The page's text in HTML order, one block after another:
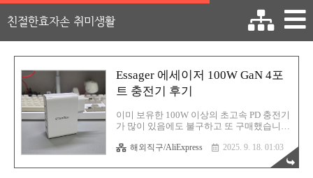
친절한효자손 취미생활
Essager 에세이저 100W GaN 4포
트 충전기 후기
이미 보유한 100W 이상의 초고속 PD 충전기
가 많이 있음에도 불구하고 또 구매했습니
자 구매했고요. 무엇보다도 지금 알리에서
판매중인 100W급 GaN PD충전기 중 아마 가
장 저렴한 제품이 아닐까 싶습니다. 그렇다
해외직구/AliExpress 2025. 9. 18. 01:03